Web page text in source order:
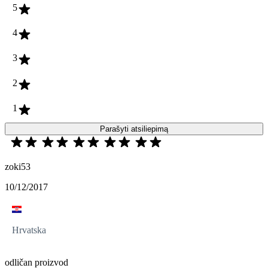
5
4
3
2
1
Parašyti atsiliepimą
zoki53
10/12/2017
Hrvatska
odličan proizvod